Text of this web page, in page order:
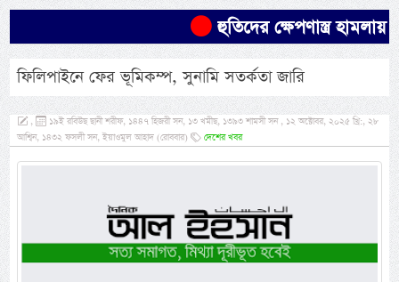
হুতিদের ক্ষেপণাস্ত্র
ফিলিপাইনে ফের ভূমিকম্প, সুনামি সতর্কতা জারি
,
১৯ই রবিউছ ছানী শরীফ, ১৪৪৭ হিজরী সন, ১৩ খমীছ, ১৩৯৩ শামসী সন , ১২ অক্টোবর, ২০২৫ খ্রি:, ২৮
আশ্বিন, ১৪৩২ ফসলী সন, ইয়াওমুল আহাদ (রোববার)
দেশের খবর